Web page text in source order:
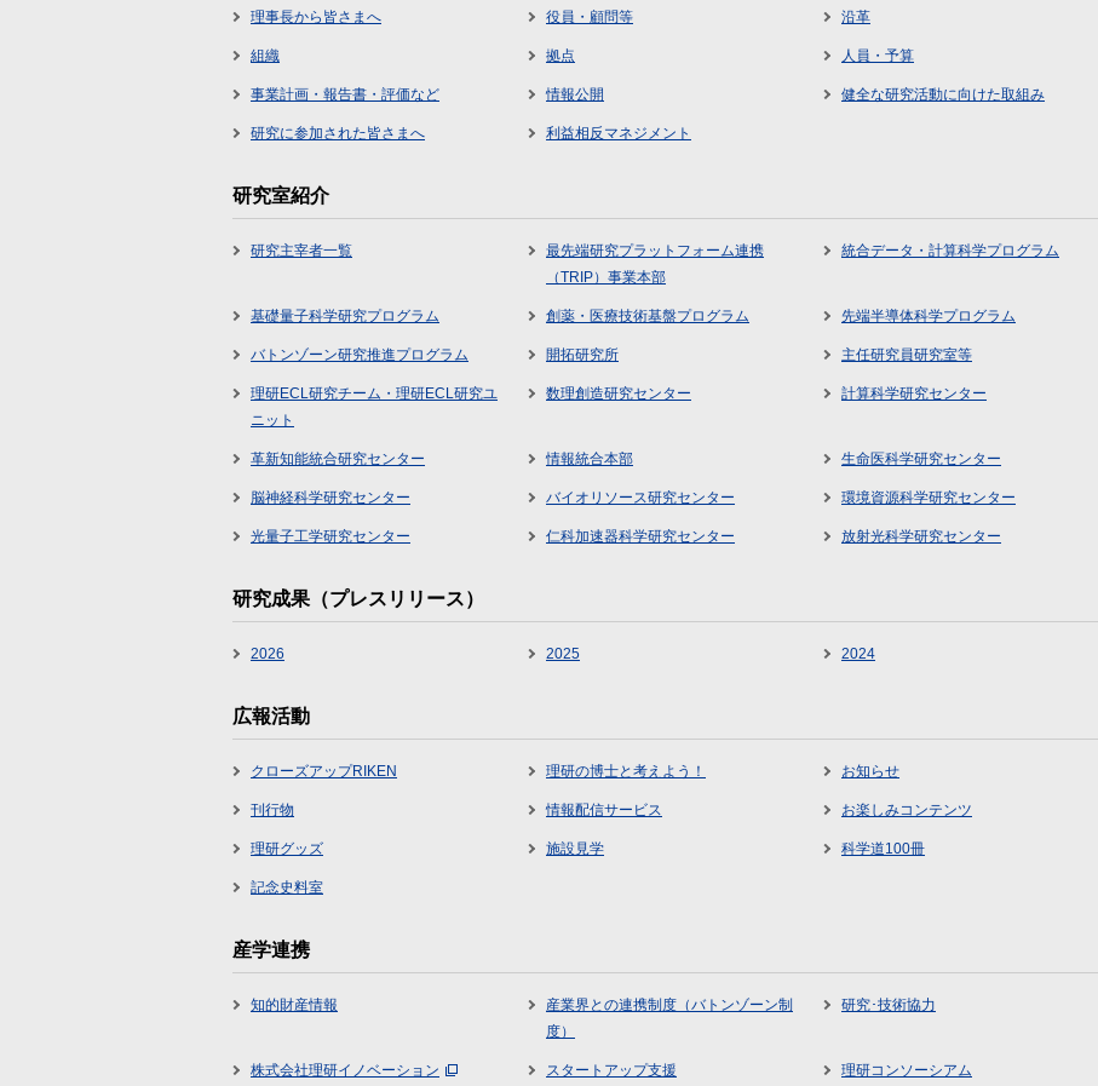
理事長から皆さまへ 役員・顧問等 沿革
組織 拠点 人員・予算
事業計画・報告書・評価など 情報公開 健全な研究活動に向けた取組み
研究に参加された皆さまへ 利益相反マネジメント
研究室紹介
研究主宰者一覧
最先端研究プラットフォーム連携
（TRIP）事業本部
統合データ・計算科学プログラム
基礎量子科学研究プログラム 創薬・医療技術基盤プログラム 先端半導体科学プログラム
バトンゾーン研究推進プログラム 開拓研究所 主任研究員研究室等
理研ECL研究チーム・理研ECL研究ユ
ニット
数理創造研究センター 計算科学研究センター
革新知能統合研究センター 情報統合本部 生命医科学研究センター
脳神経科学研究センター バイオリソース研究センター 環境資源科学研究センター
光量子工学研究センター 仁科加速器科学研究センター 放射光科学研究センター
研究成果（プレスリリース）
2026 2025 2024
広報活動
クローズアップRIKEN 理研の博士と考えよう！ お知らせ
刊行物 情報配信サービス お楽しみコンテンツ
理研グッズ 施設見学 科学道100冊
記念史料室
産学連携
知的財産情報
産業界との連携制度（バトンゾーン制
度）
研究･技術協力
株式会社理研イノベーション スタートアップ支援 理研コンソーシアム